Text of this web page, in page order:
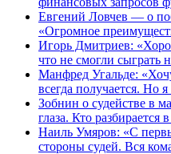
Евгений Ловчев — о
«Огромное
Игорь Дмитриев:
что не смогли сыграть
Манфред Угальде:
всегда получается. Но
Зобнин о судействе в
глаза. Кто разбирается
Наиль Умяров: «С
стороны судей. Вся